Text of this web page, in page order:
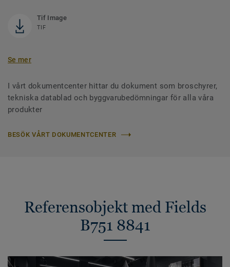
Tif Image
TIF
Se mer
I vårt dokumentcenter hittar du dokument som broschyrer,
tekniska datablad och byggvarubedömningar för alla våra
produkter
BESÖK VÅRT DOKUMENTCENTER
Referensobjekt med Fields
B751 8841